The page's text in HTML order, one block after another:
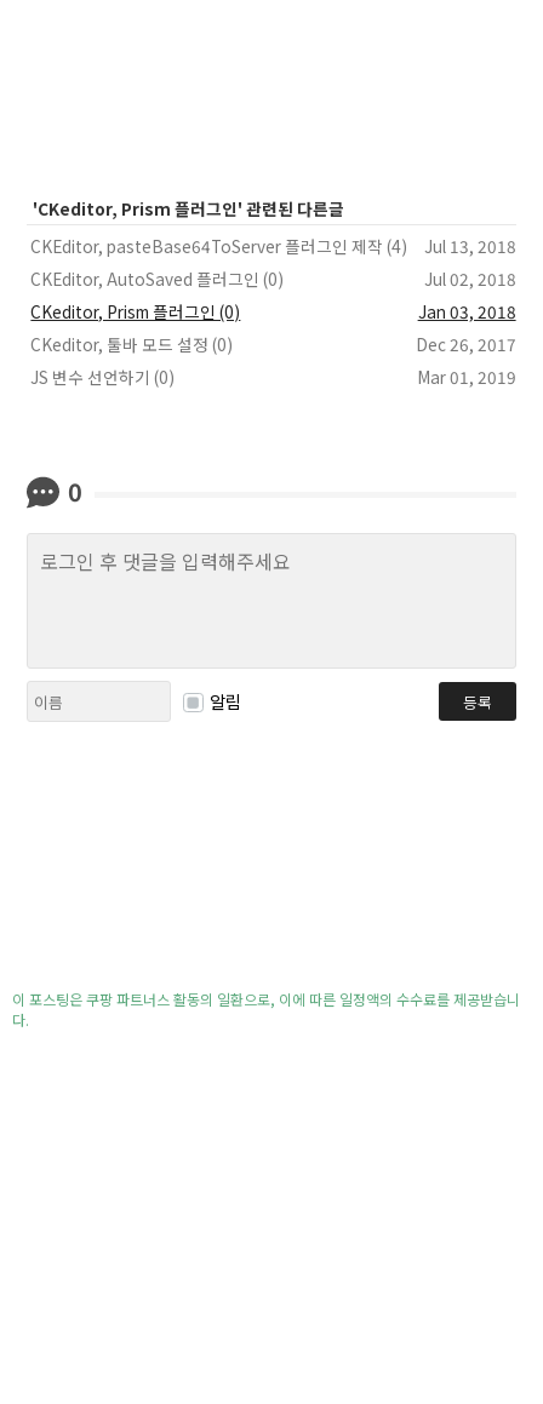
'CKeditor, Prism 플러그인' 관련된 다른글
CKEditor, pasteBase64ToServer 플러그인 제작 (4)
Jul 13, 2018
CKEditor, AutoSaved 플러그인 (0)
Jul 02, 2018
CKeditor, Prism 플러그인 (0)
Jan 03, 2018
CKeditor, 툴바 모드 설정 (0)
Dec 26, 2017
JS 변수 선언하기 (0)
Mar 01, 2019
0
알림 등록
이 포스팅은 쿠팡 파트너스 활동의 일환으로, 이에 따른 일정액의 수수료를 제공받습니
다.